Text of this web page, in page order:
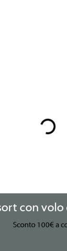
con
Sconto 100€ a